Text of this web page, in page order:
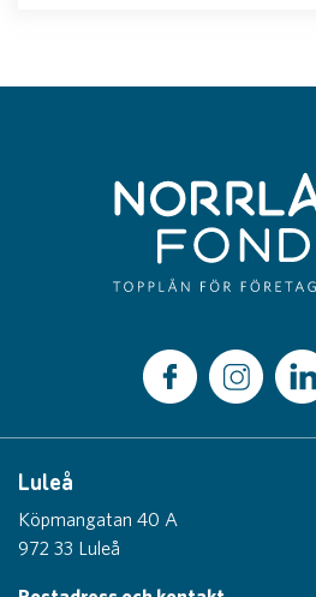
Luleå
Köpmangatan 40 A
972 33 Luleå